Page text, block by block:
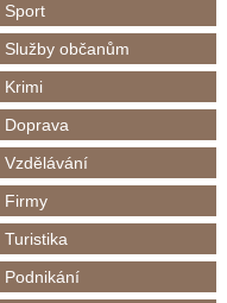
Sport
Služby občanům
Krimi
Doprava
Vzdělávání
Firmy
Turistika
Podnikání